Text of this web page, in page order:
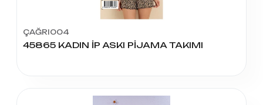
ÇAĞRI004
45865 KADIN İP ASKI PİJAMA TAKIMI